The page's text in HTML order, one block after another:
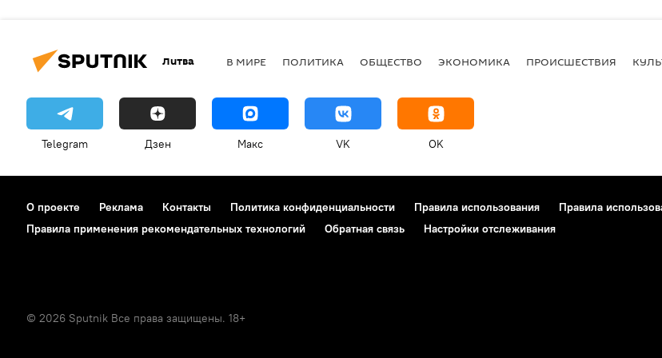
Литва В МИРЕ ПОЛИТИКА ОБЩЕСТВО ЭКОНОМИКА ПРОИСШЕСТВИЯ
Telegram Дзен Макс VK OK
О проекте Реклама Контакты Политика конфиденциальности Правила использования
Правила
Правила применения рекомендательных технологий
Обратная связь Настройки отслеживания
© 2026 Sputnik Все права защищены. 18+